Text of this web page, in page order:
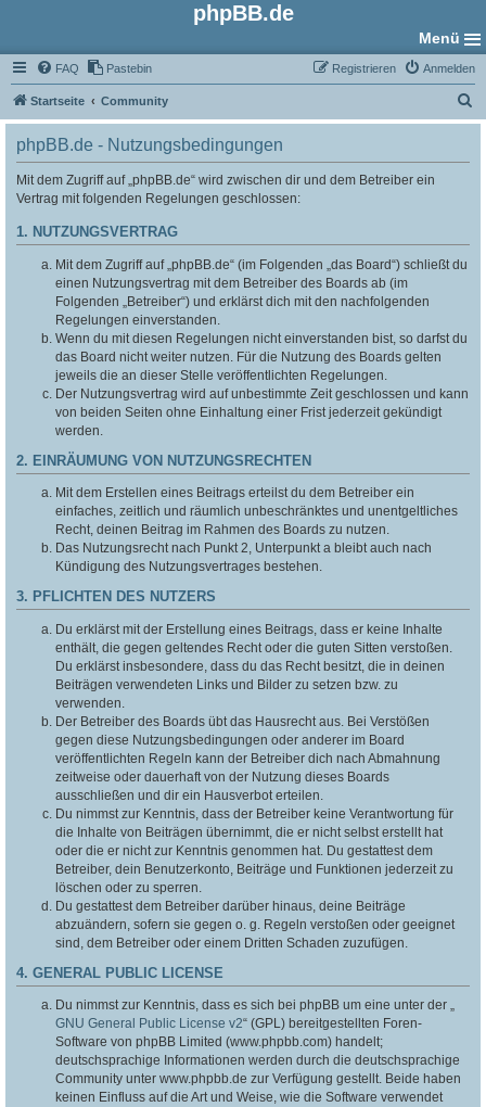
phpBB.de
Menü
FAQ Pastebin Anmelden
Registrieren
Startseite Community
u
phpBB.de - Nutzungsbedingungen
Mit dem Zugriff auf „phpBB.de“ wird zwischen dir und dem Betreiber ein
Vertrag mit folgenden Regelungen geschlossen:
1. NUTZUNGSVERTRAG
Mit dem Zugriff auf „phpBB.de“ (im Folgenden „das Board“) schließt du
einen Nutzungsvertrag mit dem Betreiber des Boards ab (im
Folgenden „Betreiber“) und erklärst dich mit den nachfolgenden
Regelungen einverstanden.
Wenn du mit diesen Regelungen nicht einverstanden bist, so darfst du
das Board nicht weiter nutzen. Für die Nutzung des Boards gelten
jeweils die an dieser Stelle veröffentlichten Regelungen.
Der Nutzungsvertrag wird auf unbestimmte Zeit geschlossen und kann
von beiden Seiten ohne Einhaltung einer Frist jederzeit gekündigt
werden.
2. EINRÄUMUNG VON NUTZUNGSRECHTEN
Mit dem Erstellen eines Beitrags erteilst du dem Betreiber ein
einfaches, zeitlich und räumlich unbeschränktes und unentgeltliches
Recht, deinen Beitrag im Rahmen des Boards zu nutzen.
Das Nutzungsrecht nach Punkt 2, Unterpunkt a bleibt auch nach
Kündigung des Nutzungsvertrages bestehen.
3. PFLICHTEN DES NUTZERS
Du erklärst mit der Erstellung eines Beitrags, dass er keine Inhalte
enthält, die gegen geltendes Recht oder die guten Sitten verstoßen.
Du erklärst insbesondere, dass du das Recht besitzt, die in deinen
Beiträgen verwendeten Links und Bilder zu setzen bzw. zu
verwenden.
Der Betreiber des Boards übt das Hausrecht aus. Bei Verstößen
gegen diese Nutzungsbedingungen oder anderer im Board
veröffentlichten Regeln kann der Betreiber dich nach Abmahnung
zeitweise oder dauerhaft von der Nutzung dieses Boards
ausschließen und dir ein Hausverbot erteilen.
Du nimmst zur Kenntnis, dass der Betreiber keine Verantwortung für
die Inhalte von Beiträgen übernimmt, die er nicht selbst erstellt hat
oder die er nicht zur Kenntnis genommen hat. Du gestattest dem
Betreiber, dein Benutzerkonto, Beiträge und Funktionen jederzeit zu
löschen oder zu sperren.
Du gestattest dem Betreiber darüber hinaus, deine Beiträge
abzuändern, sofern sie gegen o. g. Regeln verstoßen oder geeignet
sind, dem Betreiber oder einem Dritten Schaden zuzufügen.
4. GENERAL PUBLIC LICENSE
Du nimmst zur Kenntnis, dass es sich bei phpBB um eine unter der „
GNU General Public License v2“ (GPL) bereitgestellten Foren-
Software von phpBB Limited (www.phpbb.com) handelt;
deutschsprachige Informationen werden durch die deutschsprachige
Community unter www.phpbb.de zur Verfügung gestellt. Beide haben
keinen Einfluss auf die Art und Weise, wie die Software verwendet